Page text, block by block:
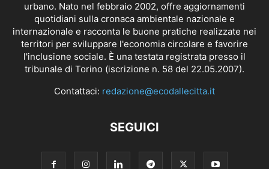
urbano. Nato nel febbraio 2002, offre aggiornamenti
quotidiani sulla cronaca ambientale nazionale e
internazionale e racconta le buone pratiche realizzate nei
territori per sviluppare l'economia circolare e favorire
l'inclusione sociale. È una testata registrata presso il
tribunale di Torino (iscrizione n. 58 del 22.05.2007).
Contattaci: redazione@ecodallecitta.it
SEGUICI